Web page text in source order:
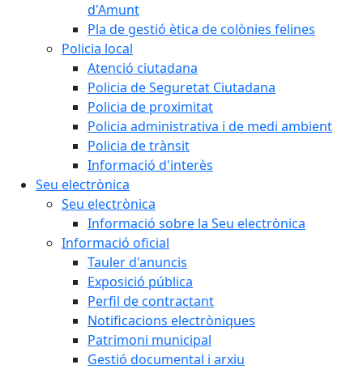
d'Amunt
Pla de gestió ètica de colònies felines
Policia local
Atenció ciutadana
Policia de Seguretat Ciutadana
Policia de proximitat
Policia administrativa i de medi ambient
Policia de trànsit
Informació d'interès
Seu electrònica
Seu electrònica
Informació sobre la Seu electrònica
Informació oficial
Tauler d'anuncis
Exposició pública
Perfil de contractant
Notificacions electròniques
Patrimoni municipal
Gestió documental i arxiu